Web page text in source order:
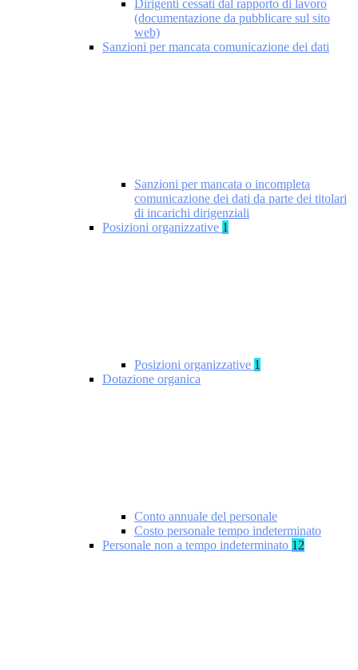
Dirigenti cessati dal rapporto di lavoro
(documentazione da pubblicare sul sito
web)
Sanzioni per mancata comunicazione dei dati
Sanzioni per mancata o incompleta
comunicazione dei dati da parte dei titolari
di incarichi dirigenziali
Posizioni organizzative 1
Posizioni organizzative 1
Dotazione organica
Conto annuale del personale
Costo personale tempo indeterminato
Personale non a tempo indeterminato 12